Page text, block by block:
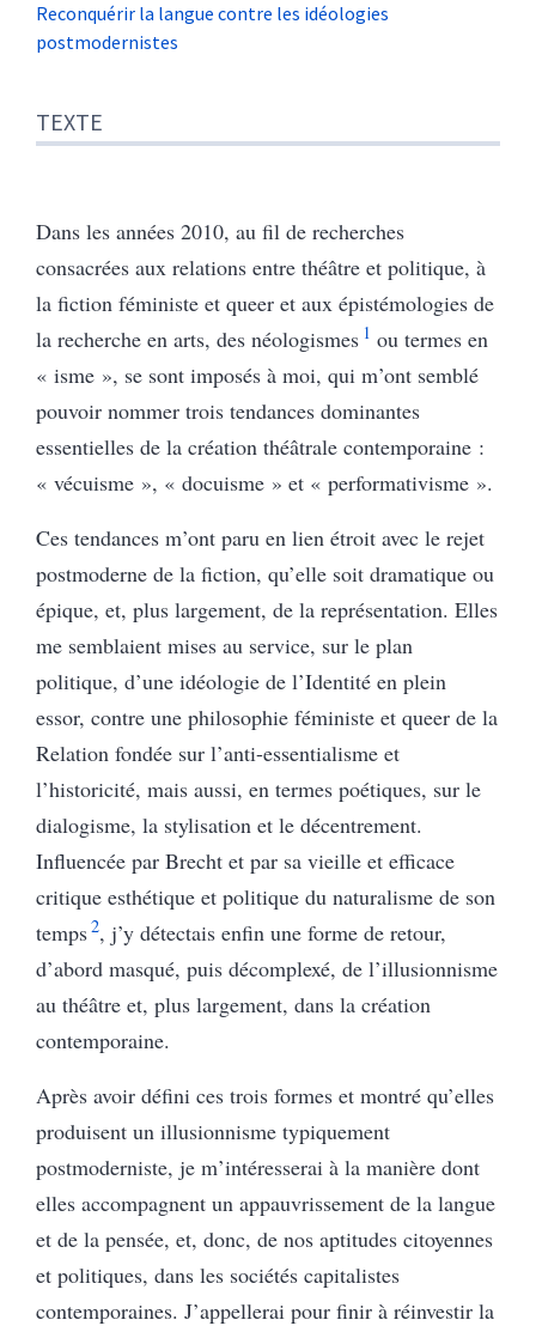
Reconquérir la langue contre les idéologies
postmodernistes
TEXTE
Dans les années 2010, au fil de recherches
consacrées aux relations entre théâtre et politique, à
la fiction féministe et queer et aux épistémologies de
la recherche en arts, des néologismes 1 ou termes en
« isme », se sont imposés à moi, qui m’ont semblé
pouvoir nommer trois tendances dominantes
essentielles de la création théâtrale contemporaine :
« vécuisme », « docuisme » et « performativisme ».
Ces tendances m’ont paru en lien étroit avec le rejet
postmoderne de la fiction, qu’elle soit dramatique ou
épique, et, plus largement, de la représentation. Elles
me semblaient mises au service, sur le plan
politique, d’une idéologie de l’Identité en plein
essor, contre une philosophie féministe et queer de la
Relation fondée sur l’anti-essentialisme et
l’historicité, mais aussi, en termes poétiques, sur le
dialogisme, la stylisation et le décentrement.
Influencée par Brecht et par sa vieille et efficace
critique esthétique et politique du naturalisme de son
temps2, j’y détectais enfin une forme de retour,
d’abord masqué, puis décomplexé, de l’illusionnisme
au théâtre et, plus largement, dans la création
contemporaine.
Après avoir défini ces trois formes et montré qu’elles
produisent un illusionnisme typiquement
postmoderniste, je m’intéresserai à la manière dont
elles accompagnent un appauvrissement de la langue
et de la pensée, et, donc, de nos aptitudes citoyennes
et politiques, dans les sociétés capitalistes
contemporaines. J’appellerai pour finir à réinvestir la